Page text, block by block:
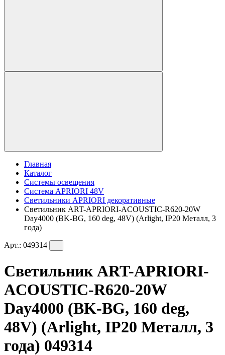
Главная
Каталог
Системы освещения
Система APRIORI 48V
Светильники APRIORI декоративные
Светильник ART-APRIORI-ACOUSTIC-R620-20W
Day4000 (BK-BG, 160 deg, 48V) (Arlight, IP20 Металл, 3
года)
Арт.: 049314
Светильник ART-APRIORI-
ACOUSTIC-R620-20W
Day4000 (BK-BG, 160 deg,
48V) (Arlight, IP20 Металл, 3
года) 049314